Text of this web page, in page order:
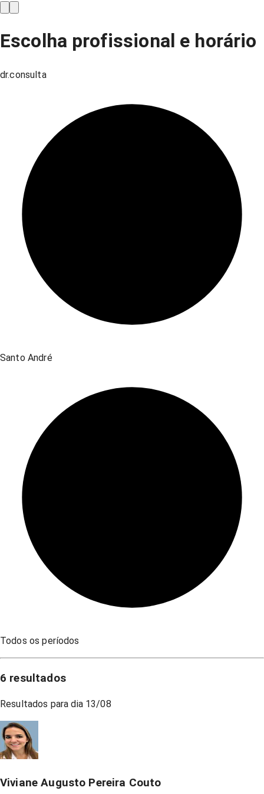
Escolha profissional e horário
dr.consulta
Santo André
Todos os períodos
6 resultados
Resultados para dia 13/08
Viviane Augusto Pereira Couto